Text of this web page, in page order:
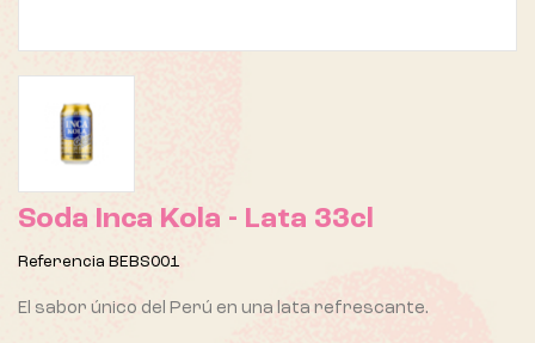
Soda Inca Kola - Lata 33cl
Referencia BEBS001
El sabor único del Perú en una lata refrescante.